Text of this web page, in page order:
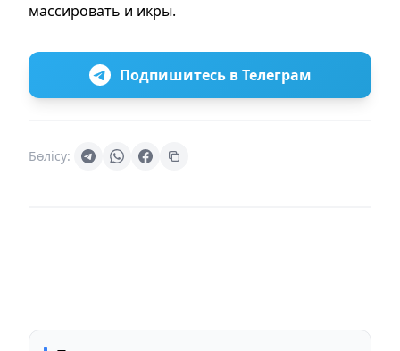
массировать и икры.
Подпишитесь в Телеграм
Бөлісу: